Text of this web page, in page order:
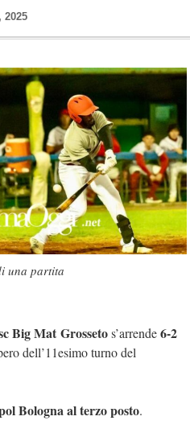
2025
una partita
Big Mat Grossetos’arrende6-2
dell’11esimo turno del
Bologna al terzo posto.